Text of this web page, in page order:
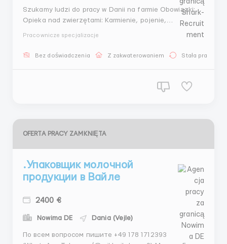
Szukamy ludzi do pracy w Danii na farmie Obowiązki:
Opieka nad zwierzętami: Karmienie, pojenie,
Przygotowanie gleby do siewu lub sadzenia, orka,
Pracownicze specjalizacje
Bez doświadczenia Z zakwaterowaniem Stała praca
OFERTA PRACY ZAMKNIĘTA
.Упаковщик молочной
продукции в Вайле
2400 €
Nowima DE Dania (Vejle)
По всем вопросом пишите +49 178 1712393